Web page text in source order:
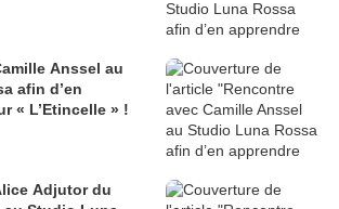
Anssel au
afin d’en
« L’Etincelle » !
Adjutor du